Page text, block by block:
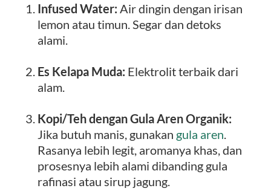
Infused Water: Air dingin dengan irisan
lemon atau timun. Segar dan detoks
alami.
Es Kelapa Muda: Elektrolit terbaik dari
alam.
Kopi/Teh dengan Gula Aren Organik:
Jika butuh manis, gunakan gula aren.
Rasanya lebih legit, aromanya khas, dan
prosesnya lebih alami dibanding gula
rafinasi atau sirup jagung.